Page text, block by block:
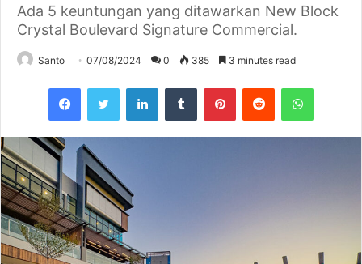
Ada 5 keuntungan yang ditawarkan New Block
Crystal Boulevard Signature Commercial.
Santo 07/08/2024 0 385 3 minutes read
FacebookTwitter LinkedInTumblr PinterestReddit